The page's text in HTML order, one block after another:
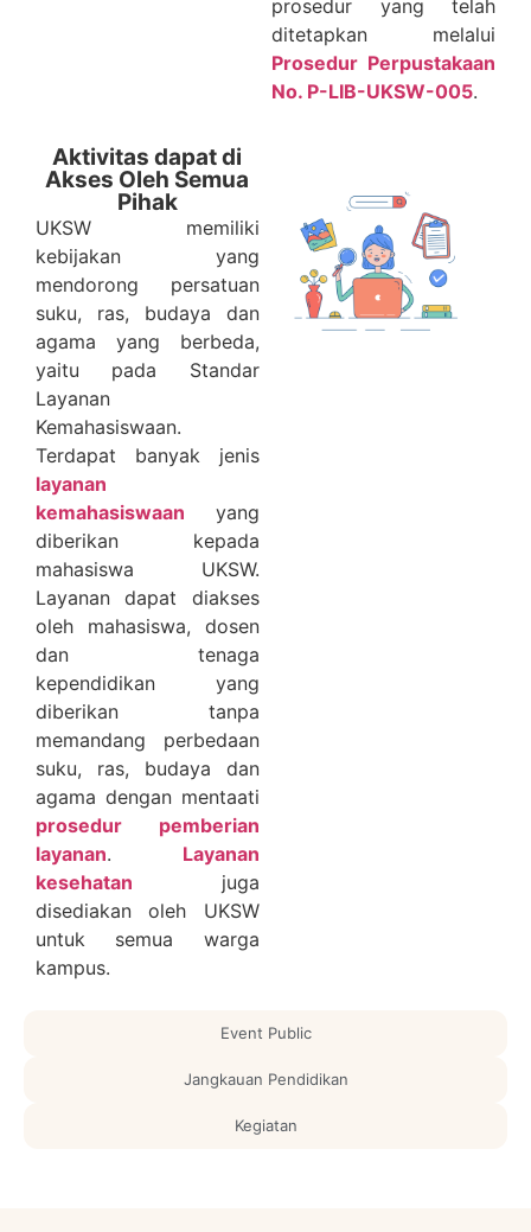
Event Public
Jangkauan Pendidikan
Kegiatan
prosedur yang telah
ditetapkan melalui
Prosedur Perpustakaan
No. P-LIB-UKSW-005.
Aktivitas dapat di
Akses Oleh Semua
Pihak
UKSW memiliki
kebijakan yang
mendorong persatuan
suku, ras, budaya dan
agama yang berbeda,
yaitu pada Standar
Layanan
Kemahasiswaan.
Terdapat banyak jenis
layanan
kemahasiswaan yang
diberikan kepada
mahasiswa UKSW.
Layanan dapat diakses
oleh mahasiswa, dosen
dan tenaga
kependidikan yang
diberikan tanpa
memandang perbedaan
suku, ras, budaya dan
agama dengan mentaati
prosedur pemberian
layanan. Layanan
kesehatan juga
disediakan oleh UKSW
untuk semua warga
kampus.